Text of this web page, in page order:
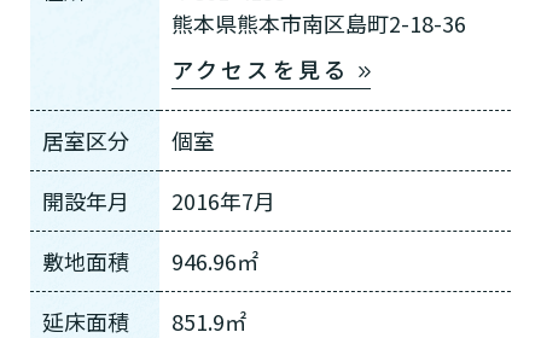
熊本県熊本市南区島町2-18-36
アクセスを見る
居室区分
個室
開設年月
2016年7月
敷地面積
946.96㎡
延床面積
851.9㎡
あなたに適しているのは?
要介護認定を受け、要支援１～２、
要介護１～５、いずれかの判定を受
けていますか？
ご自宅で生活しながら介護サービス
を使いたいですか？
老人ホームなどの施設に移り住みた
いですか？
現在、日常生活を送るうえで誰かの
介護などサポートが必要ですか？
介護スタッフにご自宅に来てもらい
たいですか？
介護施設へ通いたいですか？
認知症の診断を受けていますか？
または物忘れなど認知症の疑いはあ
りますか？
日帰りで使いたいですか？
一時的に宿泊したいですか？
要支援１～２・要介護１～２です
か？
要介護３～５ですか？